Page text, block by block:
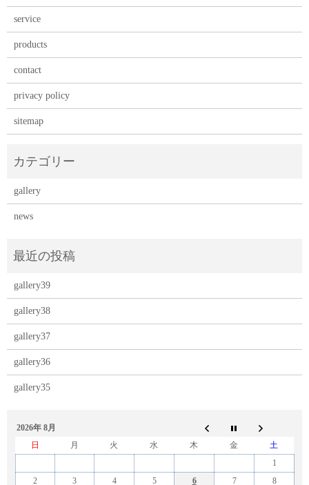
service
products
contact
privacy policy
sitemap
gallery
news
gallery39
gallery38
gallery37
gallery36
gallery35
2026年 8月
日
月 火 水 木 金
土
1
2
3 4 5 6 7 8